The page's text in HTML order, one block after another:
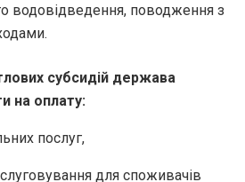
водовідведення, поводження з
субсидій держава
на оплату:
послуг,
для споживачів